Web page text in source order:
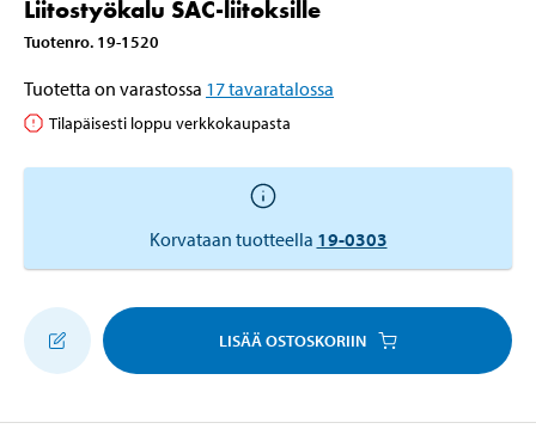
Liitostyökalu SAC-liitoksille
Tuotenro. 19-1520
Tuotetta on varastossa 17tavaratalossa
Tilapäisesti loppu verkkokaupasta
Korvataan tuotteella 19-0303
LISÄÄ OSTOSKORIIN